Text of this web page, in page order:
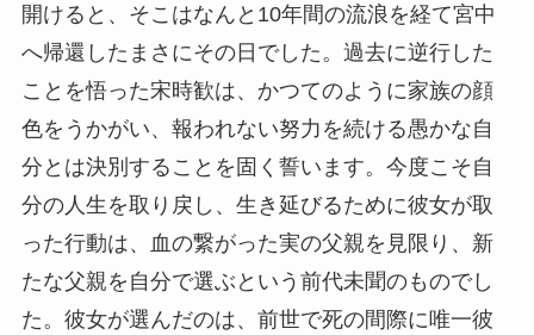
開けると、そこはなんと10年間の流浪を経て宮中
へ帰還したまさにその日でした。過去に逆行した
ことを悟った宋時歓は、かつてのように家族の顔
色をうかがい、報われない努力を続ける愚かな自
分とは決別することを固く誓います。今度こそ自
分の人生を取り戻し、生き延びるために彼女が取
った行動は、血の繋がった実の父親を見限り、新
たな父親を自分で選ぶという前代未聞のものでし
た。彼女が選んだのは、前世で死の間際に唯一彼